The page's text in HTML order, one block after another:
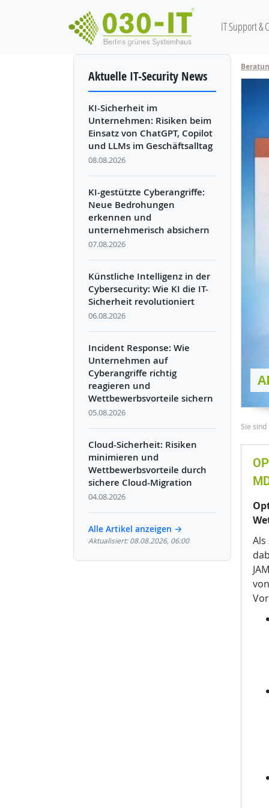
Direkt zum Inhalt
IT Support &
Aktuelle IT-Security News
KI-Sicherheit im
Unternehmen: Risiken beim
Einsatz von ChatGPT, Copilot
und LLMs im Geschäftsalltag
08.08.2026
KI-gestützte Cyberangriffe:
Neue Bedrohungen
erkennen und
unternehmerisch absichern
07.08.2026
Künstliche Intelligenz in der
Cybersecurity: Wie KI die IT-
Sicherheit revolutioniert
06.08.2026
Incident Response: Wie
Unternehmen auf
Cyberangriffe richtig
reagieren und
Wettbewerbsvorteile sichern
05.08.2026
Cloud-Sicherheit: Risiken
minimieren und
Wettbewerbsvorteile durch
sichere Cloud-Migration
04.08.2026
Alle Artikel anzeigen →
Aktualisiert: 08.08.2026, 06:00
Sie sind